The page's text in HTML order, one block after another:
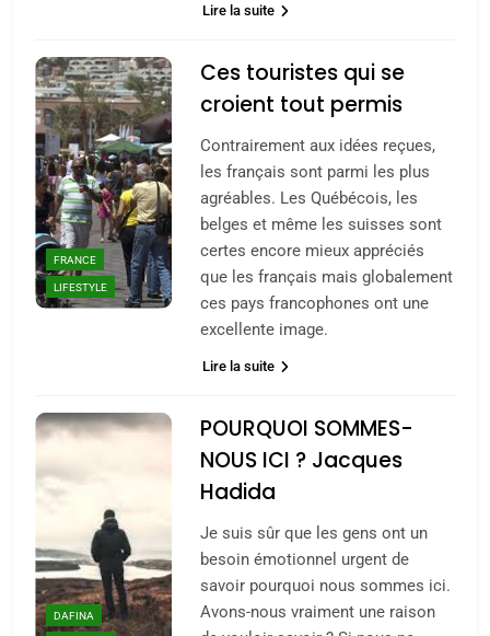
Lire la suite
FRANCE
LIFESTYLE
Ces touristes qui se
croient tout permis
Contrairement aux idées reçues,
les français sont parmi les plus
agréables. Les Québécois, les
belges et même les suisses sont
certes encore mieux appréciés
que les français mais globalement
ces pays francophones ont une
excellente image.
Lire la suite
DAFINA
POURQUOI SOMMES-
NOUS ICI ? Jacques
Hadida
Je suis sûr que les gens ont un
besoin émotionnel urgent de
savoir pourquoi nous sommes ici.
Avons-nous vraiment une raison